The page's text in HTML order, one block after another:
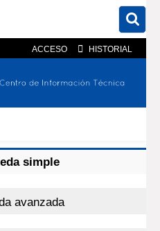
ACCESO HISTORIAL
En el sitio
simple
avanzada